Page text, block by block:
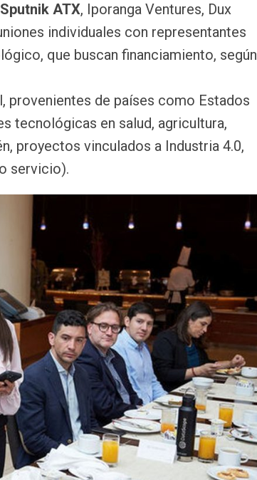
Sputnik ATX, Iporanga Ventures, Dux
individuales con representantes
que buscan financiamiento, según
provenientes de países como Estados
tecnológicas en salud, agricultura,
proyectos vinculados a Industria 4.0,
servicio).